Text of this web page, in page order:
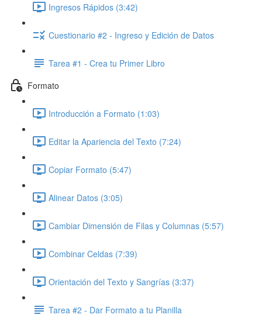
Ingresos Rápidos (3:42)
Cuestionario #2 - Ingreso y Edición de Datos
Tarea #1 - Crea tu Primer Libro
Formato
Introducción a Formato (1:03)
Editar la Apariencia del Texto (7:24)
Copiar Formato (5:47)
Alinear Datos (3:05)
Cambiar Dimensión de Filas y Columnas (5:57)
Combinar Celdas (7:39)
Orientación del Texto y Sangrías (3:37)
Tarea #2 - Dar Formato a tu Planilla